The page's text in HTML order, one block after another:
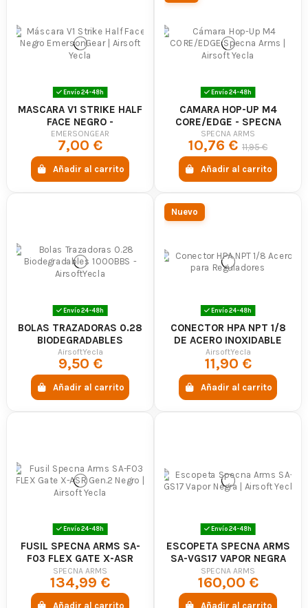
Envío 24-48h
MASCARA V1 STRIKE HALF
FACE NEGRO -
EMERSONGEAR
EMERSONGEAR
7,00 €
Añadir al carrito
Envío 24-48h
CAMARA HOP-UP M4
CORE/EDGE - SPECNA
ARMS
SPECNA ARMS
10,76 € 11,95 €
Añadir al carrito
Envío 24-48h
BOLAS TRAZADORAS 0.28
BIODEGRADABLES
1000BBS - AIRSOFTYECLA
AirsoftYecla
9,50 €
Añadir al carrito
Nuevo
Envío 24-48h
CONECTOR HPA NPT 1/8
DE ACERO INOXIDABLE
AirsoftYecla
11,90 €
Añadir al carrito
Envío 24-48h
FUSIL SPECNA ARMS SA-
F03 FLEX GATE X-ASR
GEN.2 NEGRO
SPECNA ARMS
134,99 €
Añadir al carrito
Envío 24-48h
ESCOPETA SPECNA ARMS
SA-VGS17 VAPOR NEGRA
SPECNA ARMS
160,00 €
Añadir al carrito